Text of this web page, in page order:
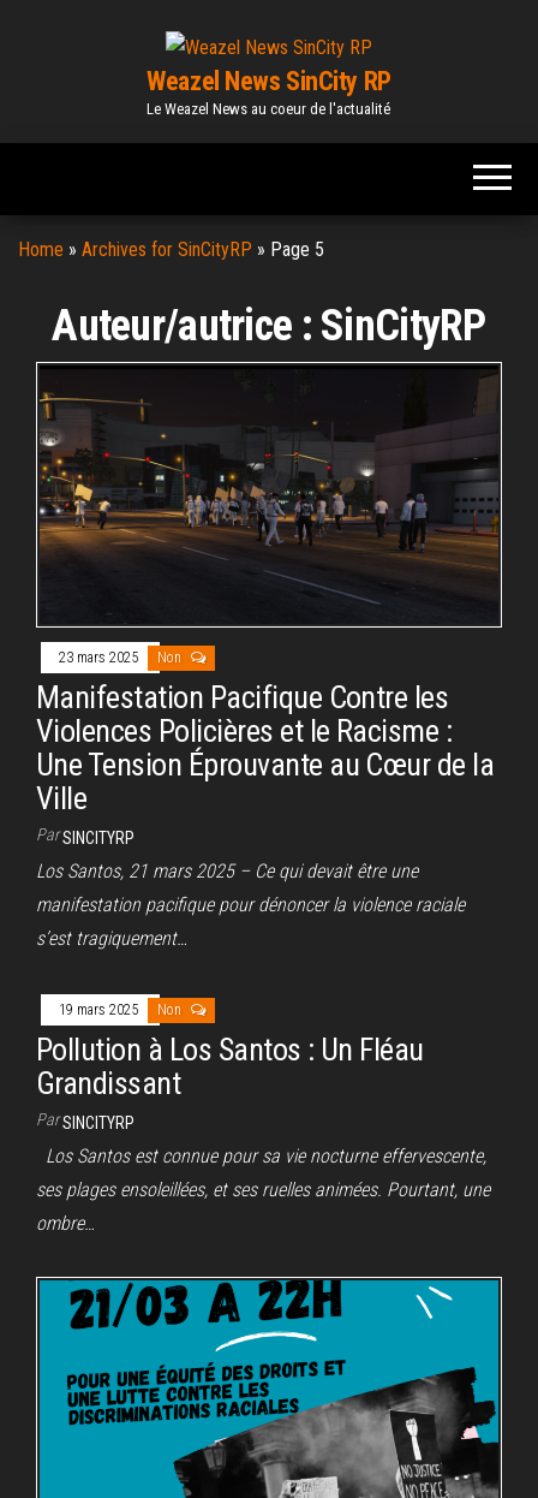
Weazel News SinCity RP
Le Weazel News au coeur de l'actualité
Home » Archives for SinCityRP » Page 5
Auteur/autrice : SinCityRP
23 mars 2025 Non
Manifestation Pacifique Contre les
Violences Policières et le Racisme :
Une Tension Éprouvante au Cœur de la
Ville
ParSINCITYRP
Los Santos, 21 mars 2025 – Ce qui devait être une
manifestation pacifique pour dénoncer la violence raciale
s’est tragiquement…
19 mars 2025 Non
Pollution à Los Santos : Un Fléau
Grandissant
ParSINCITYRP
Los Santos est connue pour sa vie nocturne effervescente,
ses plages ensoleillées, et ses ruelles animées. Pourtant, une
ombre…